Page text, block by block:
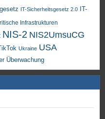
IT-Sicherheitsgesetz 2.0
IT-
Infrastrukturen
NIS-2 NIS2UmsuCG
Ukraine USA
Überwachung